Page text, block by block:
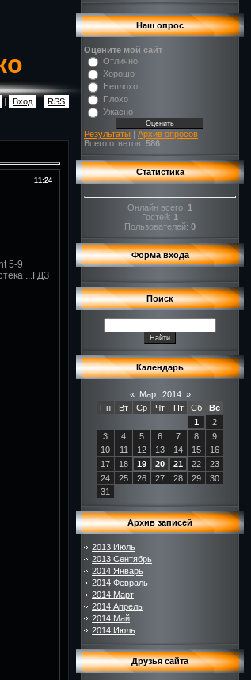
| Вход | RSS
11:24
5-9
...ГДЗ
Наш опрос
Оцените мой сайт
Отлично
Хорошо
Неплохо
Плохо
Ужасно
Результаты | Архив опросов
Всего ответов: 586
Статистика
Онлайн всего: 1
Гостей: 1
Пользователей: 0
Форма входа
Поиск
Календарь
« Март 2014 »
Пн
Вт Ср Чт Пт Сб
Вс
1
2
3
4 5 6 7 8
9
10
11 12 13 14 15
16
17
18 19 20 21 22
23
24
25 26 27 28 29
30
31
Архив записей
2013 Июль
2013 Сентябрь
2014 Январь
2014 Февраль
2014 Март
2014 Апрель
2014 Май
2014 Июль
Друзья сайта